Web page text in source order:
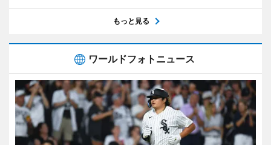
もっと見る
ワールドフォトニュース